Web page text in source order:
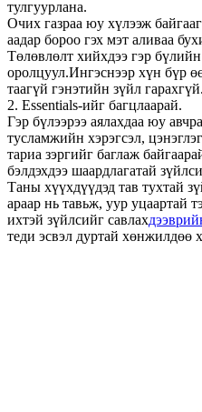
тулгуурлана.
Очих газраа юу хүлээж
аадар бороо гэх мэт аливаа
Төлөвлөлт хийхдээ гэр
оролцуул.Ингэснээр хүн бүр
таагүй гэнэтийн зүйл гарахгүй.
2. Essentials-ийг багцлаарай.
Гэр бүлээрээ аялахдаа юу
тусламжийн хэрэгсэл,
тариа зэргийг баглаж
бэлдэхдээ шаардлагатай
Таны хүүхдүүдэд тав тухтай
араар нь тавьж, уур уцаартай
ихтэй зүйлсийг савлах
теди эсвэл дуртай хөнжилдөө